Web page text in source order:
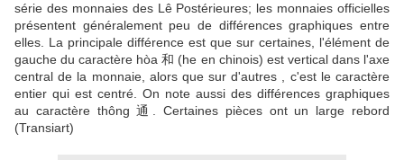
série des monnaies des Lê Postérieures; les monnaies officielles
présentent généralement peu de différences graphiques entre
elles. La principale différence est que sur certaines, l'élément de
gauche du caractère hòa 和 (he en chinois) est vertical dans l'axe
central de la monnaie, alors que sur d'autres , c'est le caractère
entier qui est centré. On note aussi des différences graphiques
au caractère thông 通. Certaines pièces ont un large rebord
(Transiart)